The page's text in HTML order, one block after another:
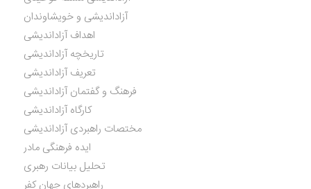
آزاداندیشی و خویشاوندان
اهداف آزاداندیشی
تاریخچه آزاداندیشی
تعریف آزاداندیشی
فرهنگ و گفتمان آزاداندیشی
کارگاه آزاداندیشی
مختصات راهبردی آزاداندیشی
ایده فرهنگی مادر
تحلیل بیانات رهبری
راهبردهای جهان کفر